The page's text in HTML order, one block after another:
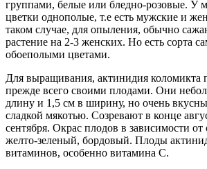
группами, белые или бледно-розовые. У
цветки однополые, т.е есть мужские и
таком случае, для опыления, обычно
растение на 2-3 женских. Но есть сорта
обоеполыми цветами.
Для выращивания, актинидия коломикта
прежде всего своими плодами. Они
длину и 1,5 см в ширину, но очень
сладкой мякотью. Созревают в конце
сентября. Окрас плодов в зависимости от
желто-зеленый, бордовый. Плоды
витаминов, особенно витамина С.